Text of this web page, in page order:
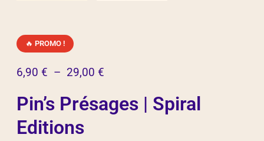
PROMO !
6,90 € – 29,00 €
Pin’s Présages | Spiral
Editions